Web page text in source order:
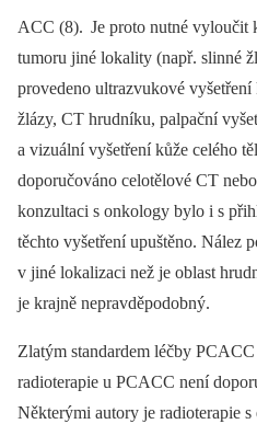
ACC (8). Je proto nutné vyloučit
tumoru jiné lokality (např. slinné
provedeno ultrazvukové vyšetření
žlázy, CT hrudníku, palpační
a vizuální vyšetření kůže celého
doporučováno celotělové CT
konzultaci s onkology bylo i s
těchto vyšetření upuštěno. Nález
v jiné lokalizaci než je oblast
je krajně nepravděpodobný.
Zlatým standardem léčby
radioterapie u PCACC není
Některými autory je radioterapie